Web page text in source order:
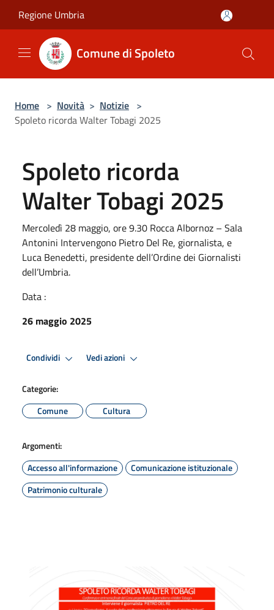
Regione Umbria
Comune di Spoleto
Home > Novità > Notizie >
Spoleto ricorda Walter Tobagi 2025
Spoleto ricorda
Walter Tobagi 2025
Mercoledì 28 maggio, ore 9.30 Rocca Albornoz – Sala
Antonini Intervengono Pietro Del Re, giornalista, e
Luca Benedetti, presidente dell’Ordine dei Giornalisti
dell’Umbria.
Data :
26 maggio 2025
Condividi Vedi azioni
Categorie:
Comune
Cultura
Argomenti:
Accesso all'informazione
Comunicazione istituzionale
Patrimonio culturale